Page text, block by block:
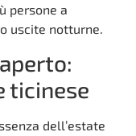
persone a
uscite notturne.
ticinese
dell’estate